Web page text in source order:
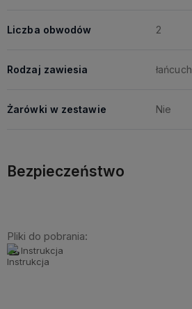
Liczba obwodów 2
Rodzaj zawiesia łańcuch
Żarówki w zestawie Nie
Bezpieczeństwo
Pliki do pobrania:
Instrukcja